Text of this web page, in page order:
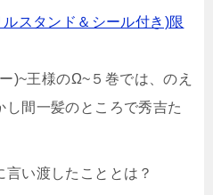
スタンド＆シール付き)限
)~王様のΩ~５巻では、のえ
し間一髪のところで秀吉た
い渡したこととは？